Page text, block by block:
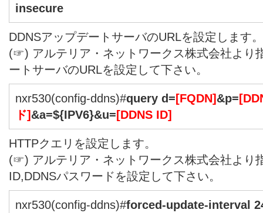
insecure
DDNSアップデートサーバのURLを設定します。
(☞) アルテリア・ネットワークス株式会社より
ートサーバのURLを設定して下さい。
nxr530(config-ddns)#query d=[FQDN]&p=
ド]&a=${IPV6}&u=[DDNS ID]
HTTPクエリを設定します。
(☞) アルテリア・ネットワークス株式会社より
ID,DDNSパスワードを設定して下さい。
nxr530(config-ddns)#forced-update-interval